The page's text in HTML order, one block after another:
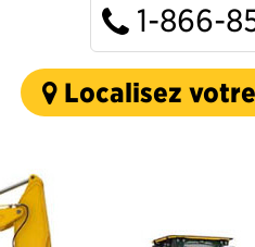
1-866-
Localisez